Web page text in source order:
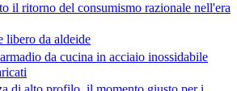
il ritorno del consumismo razionale nell'era
libero da aldeide
da cucina in acciaio inossidabile